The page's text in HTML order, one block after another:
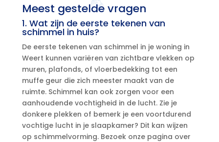
Meest gestelde vragen
1.​ Wat zijn de eerste tekenen van
schimmel in huis?
De eerste tekenen van schimmel in je woning in
Weert kunnen variëren van zichtbare vlekken op
muren, plafonds, of vloerbedekking tot een
muffe geur die zich meester maakt van de
ruimte.​ Schimmel kan ook zorgen voor een
aanhoudende vochtigheid in de lucht.​ Zie je
donkere plekken of bemerk je een voortdurend
vochtige lucht in je slaapkamer? Dit kan wijzen
op schimmelvorming.​ Bezoek onze pagina over